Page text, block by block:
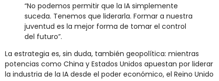
“No podemos permitir que la IA simplemente
suceda. Tenemos que liderarla. Formar a nuestra
juventud es la mejor forma de tomar el control
del futuro”.
La estrategia es, sin duda, también geopolítica: mientras
potencias como China y Estados Unidos apuestan por liderar
la industria de la IA desde el poder económico, el Reino Unido